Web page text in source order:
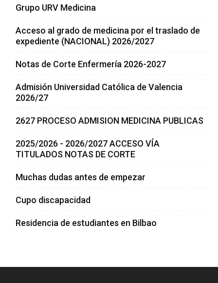
Grupo URV Medicina
Acceso al grado de medicina por el traslado de
expediente (NACIONAL) 2026/2027
Notas de Corte Enfermería 2026-2027
Admisión Universidad Católica de Valencia
2026/27
2627 PROCESO ADMISION MEDICINA PUBLICAS
2025/2026 - 2026/2027 ACCESO VÍA
TITULADOS NOTAS DE CORTE
Muchas dudas antes de empezar
Cupo discapacidad
Residencia de estudiantes en Bilbao